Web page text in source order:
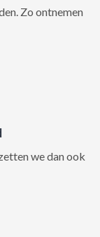
Zo ontnemen
we dan ook